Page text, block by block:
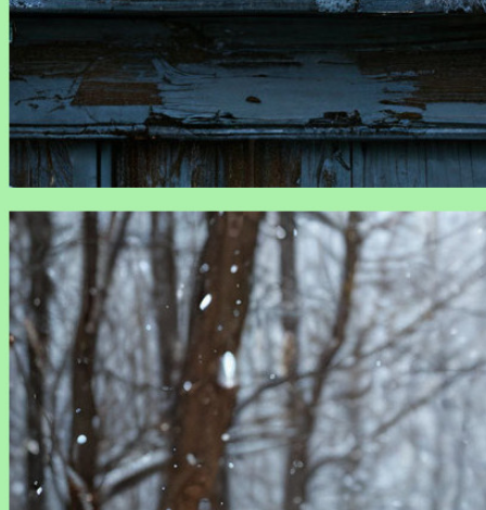
Зимовка комнатных растений: правила и хитрости